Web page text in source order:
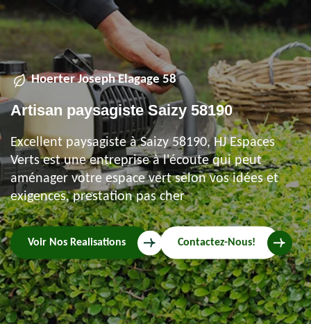
Hoerter Joseph Elagage 58
Artisan paysagiste Saizy 58190
Excellent paysagiste à Saizy 58190, HJ Espaces
Verts est une entreprise à l'écoute qui peut
aménager votre espace vert selon vos idées et
exigences, prestation pas cher
Voir Nos Realisations Contactez-Nous!